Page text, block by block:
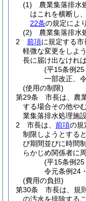
(1)
農業集落排水
はこれを横断し
22条の規定によ
(2)
農業集落排水
2
前項に規定する
軽微な変更をしよ
長に届け出なけれ
(平15条例25
一部改正、
(使用の制限)
第29条
市長は、農
する場合その他や
業集落排水処理施
2
市長は、 前項の規
制限しようとする
び期間並びに時間
らかじめ関係者に
(平15条例25
令元条例24
(費用の負担)
第30条
市長は、規
の汚水を排除する